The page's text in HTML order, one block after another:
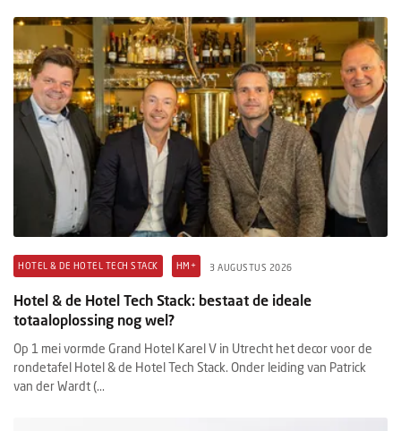
HOTEL & DE HOTEL TECH STACK HM+ 3 AUGUSTUS 2026
Hotel & de Hotel Tech Stack: bestaat de ideale
totaaloplossing nog wel?
Op 1 mei vormde Grand Hotel Karel V in Utrecht het decor voor de
rondetafel Hotel & de Hotel Tech Stack. Onder leiding van Patrick
van der Wardt (...